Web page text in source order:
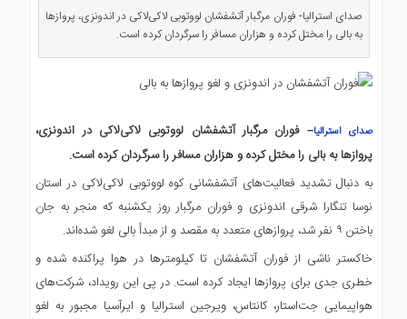
استرالیا
درباره
ارتباط
صدای استرالیا- فوران مرگبار آتشفشان لووتوبی لاکی‌لاکی در اندونزی، پروازها
به بالی را مختل کرده و هزاران مسافر را سرگردان کرده است.
صدای استرالیا– فوران مرگبار آتشفشان لووتوبی لاکی‌لاکی در اندونزی،
پروازها به بالی را مختل کرده و هزاران مسافر را سرگردان کرده است.
به دنبال تشدید فعالیت‌های آتشفشانی کوه لووتوبی لاکی‌لاکی در استان
نوسا تنگارا شرقی اندونزی و فوران مرگبار روز یکشنبه که منجر به جان
باختن ۹ نفر شد، پروازهای متعدد به مقصد و از مبدأ بالی لغو شده‌اند.
خاکستر ناشی از فوران آتشفشان تا کیلومترها در هوا پراکنده شده و
خطری جدی برای پروازها ایجاد کرده است. در پی این رویداد، شرکت‌های
هواپیمایی جت‌استار، کانتاس، ویرجین استرالیا و ایرآسیا مجبور به لغو